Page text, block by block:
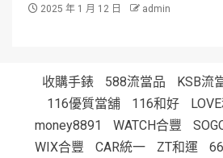
2025 年 1 月 12 日 admin
收購手錶 588流當品 KSB流
116優質當舖
116和好
money8891
WATCH合豐
WIX合豐
CAR統一 ZT和運